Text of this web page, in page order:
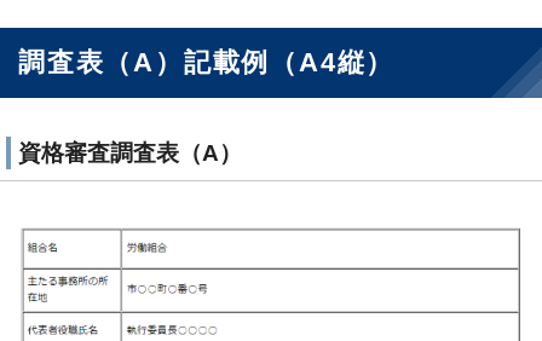
調査表（A）記載例（A4縦）
資格審査調査表（A）